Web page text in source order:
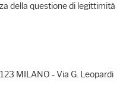
della questione di legittimità
MILANO - Via G. Leopardi